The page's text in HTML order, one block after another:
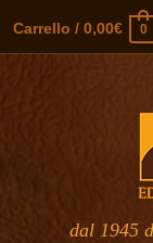
Carrello / 0,00€ 0
dal 1945